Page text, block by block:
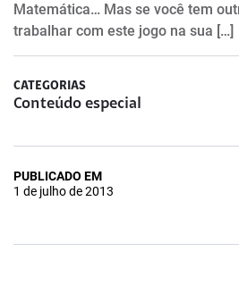
Matemática… Mas se você tem
trabalhar com este jogo na sua […]
CATEGORIAS
Conteúdo especial
PUBLICADO EM
1 de julho de 2013